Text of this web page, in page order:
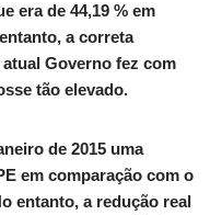
era de 44,19 % em
a correta
Governo fez com
tão elevado.
de 2015 uma
em comparação com o
entanto, a redução real